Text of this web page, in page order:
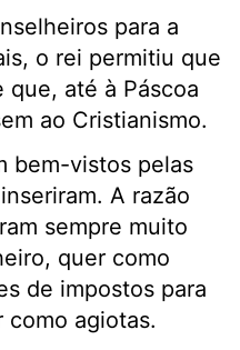
para a
o rei permitiu que
que, até à Páscoa
ao Cristianismo.
bem-vistos pelas
A razão
sempre muito
quer como
de impostos para
como agiotas.